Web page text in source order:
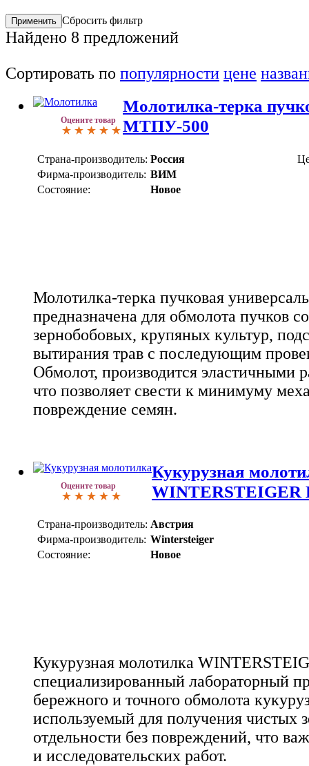
Сбросить фильтр
Найдено 8 предложений
Сортировать по популярности цене
Оцените товар
Молотилка-терка
МТПУ-500
Страна-производитель: Россия
Фирма-производитель: ВИМ
Состояние:
Новое
Молотилка-терка пучковая
предназначена для обмолота пучков
зернобобовых, крупяных культур,
вытирания трав с последующим
Обмолот, производится эластичными
что позволяет свести к минимуму
повреждение семян.
Оцените товар
Кукурузная
WINTERSTEIGER
Страна-производитель: Австрия
Фирма-производитель: Wintersteiger
Состояние:
Новое
Кукурузная молотилка
специализированный лабораторный
бережного и точного обмолота
используемый для получения чистых
отдельности без повреждений, что
и исследовательских работ.